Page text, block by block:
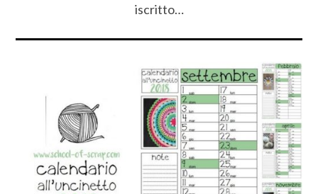
iscritto…